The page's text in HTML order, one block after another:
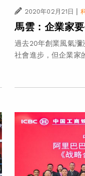
2020年02月21日
馬雲：企業家
過去20年創業風氣瀰
社會進步，但企業家